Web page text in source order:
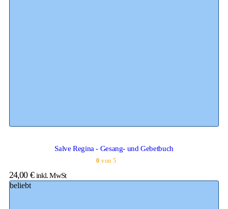
Salve Regina - Gesang- und Gebetbuch
0 von 5
24,00 € inkl. MwSt
beliebt